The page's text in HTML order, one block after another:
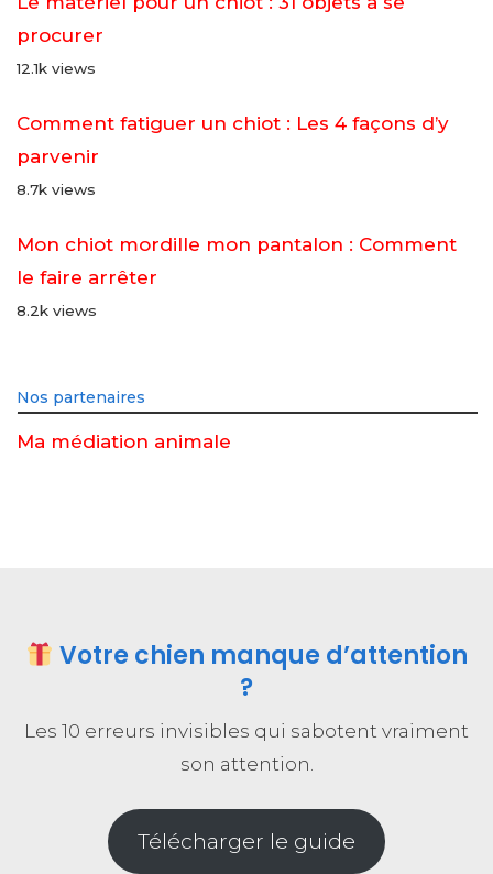
procurer
12.1k views
Comment fatiguer un chiot : Les 4 façons d’y
parvenir
8.7k views
Mon chiot mordille mon pantalon : Comment
le faire arrêter
8.2k views
Nos partenaires
Ma médiation animale
Votre chien manque d’attention
?
Les 10 erreurs invisibles qui sabotent vraiment
son attention.
Télécharger le guide